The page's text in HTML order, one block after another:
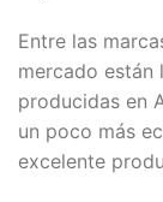
Entre las
mercado están
producidas en
un poco más
excelente